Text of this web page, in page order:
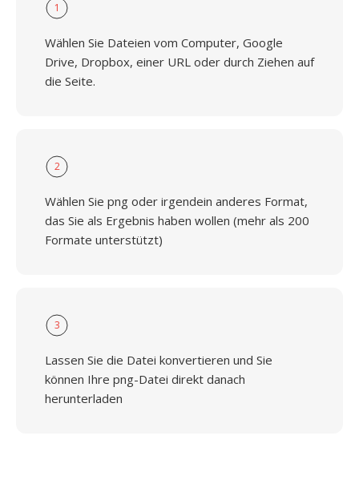
1
Wählen Sie Dateien vom Computer, Google
Drive, Dropbox, einer URL oder durch Ziehen auf
die Seite.
2
Wählen Sie png oder irgendein anderes Format,
das Sie als Ergebnis haben wollen (mehr als 200
Formate unterstützt)
3
Lassen Sie die Datei konvertieren und Sie
können Ihre png-Datei direkt danach
herunterladen